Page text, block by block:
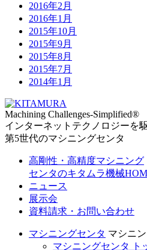
2016年2月
2016年1月
2015年10月
2015年9月
2015年8月
2015年7月
2014年1月
Machining Challenges-Simplified®
インターネットテクノロジーを
第5世代のマシニングセンタ
高剛性・高精度マシニング
センタのキタムラ機械
ニュース
展示会
資料請求・お問い合わせ
マシニングセンタ マシニ
マシニングセンタ ト